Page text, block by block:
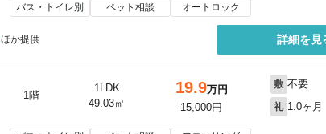
バス・トイレ別 ペット相談 オートロック
ほか提供 詳細を見
1階
1LDK
49.03㎡
19.9万円
15,000円
敷 不要
礼 1.0ヶ月